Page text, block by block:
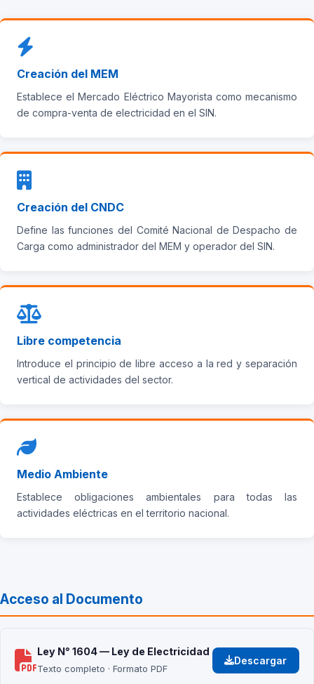
Creación del MEM
Establece el Mercado Eléctrico Mayorista como mecanismo
de compra-venta de electricidad en el SIN.
Creación del CNDC
Define las funciones del Comité Nacional de Despacho de
Carga como administrador del MEM y operador del SIN.
Libre competencia
Introduce el principio de libre acceso a la red y separación
vertical de actividades del sector.
Medio Ambiente
Establece obligaciones ambientales para todas las
actividades eléctricas en el territorio nacional.
Acceso al Documento
Ley N° 1604 — Ley de Electricidad
Texto completo · Formato PDF
Descargar